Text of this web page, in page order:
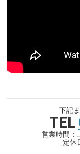
下記
TEL
営業時間：
定休